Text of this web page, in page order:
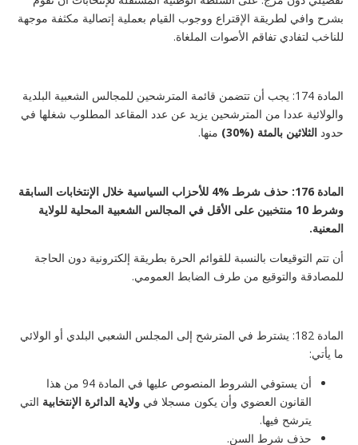
بشرح وافي لطريقة الإقتراع ووجوب القيام بعملية إتصالية مكثفة موجهة
للناخب لتفادي تفاقم الأصوات الملغاة.
المادة 174: يجب أن تتضمن قائمة المترشحين للمجالس الشعبية البلدية
والولائية عددا من المترشحين يزيد عن عدد المقاعد المطلوب شغلها في
حدود الثلاثين بالمئة (%30) منها.
المادة 176:
حذف شرطـ %4 للأحزاب السياسية خلال الإنتخابات السابقة
وشرط 10 منتخبين على الأقل في المجالس الشعبية المحلية للولاية
المعنية.
أن تتم التوقيعات بالنسبة للقوائم الحرة بطريقة إلكترونية دون الحاجة
للمصادقة والتوقيع من طرف الضابط العمومي.
المادة 182: يشترط في المترشح إلى المجلس الشعبي البلدي أو الولائي
ما يأتي:
أن يستوفي الشروط المنصوص عليها في المادة 94 من هذا
القانون العضوي وأن يكون مسجلا في ولاية الدائرة الإنتخابية التي
يترشح فيها.
حذف شرط السن.